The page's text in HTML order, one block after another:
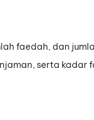
faedah, dan
serta